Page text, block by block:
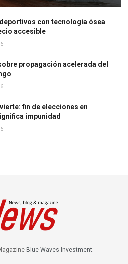
con tecnología ósea
accesible
propagación acelerada del
fin de elecciones en
impunidad
Blue Waves Investment